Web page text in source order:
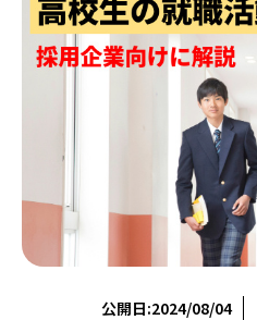
公開日:2024/08/04